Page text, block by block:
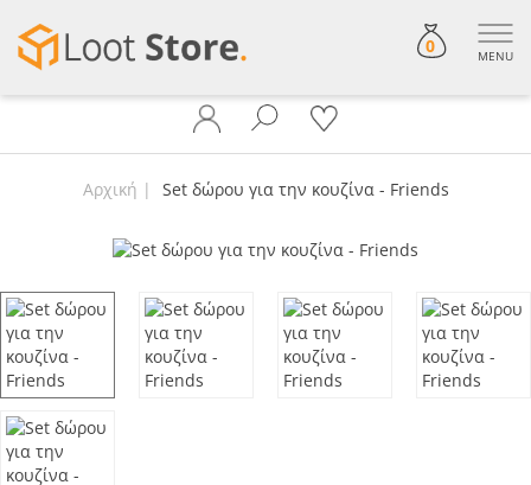
0 MENU
Αρχική Set δώρου για την κουζίνα - Friends